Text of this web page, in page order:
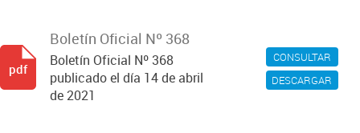
CONSULTAR
DESCARGAR
Boletín Oficial Nº 368
Boletín Oficial Nº 368
publicado el día 14 de abril
de 2021
pdf